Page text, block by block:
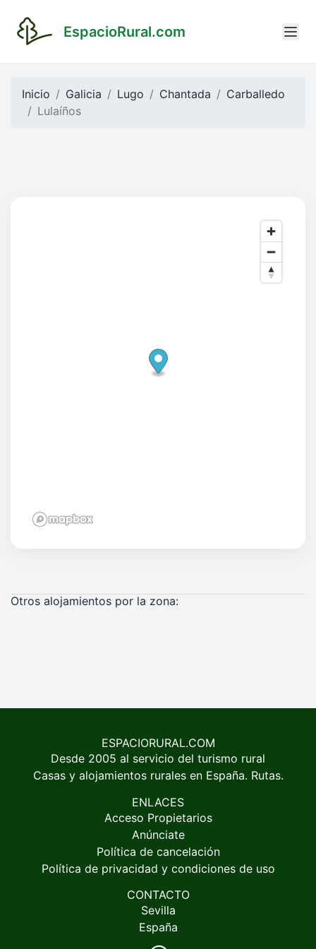
EspacioRural.com
Inicio Galicia Lugo Chantada
Carballedo
Lulaíños
Otros alojamientos por la zona:
ESPACIORURAL.COM
Desde 2005 al servicio del turismo rural
Casas y alojamientos rurales en España. Rutas.
ENLACES
Acceso Propietarios
Anúnciate
Política de cancelación
Política de privacidad y condiciones de uso
CONTACTO
Sevilla
España